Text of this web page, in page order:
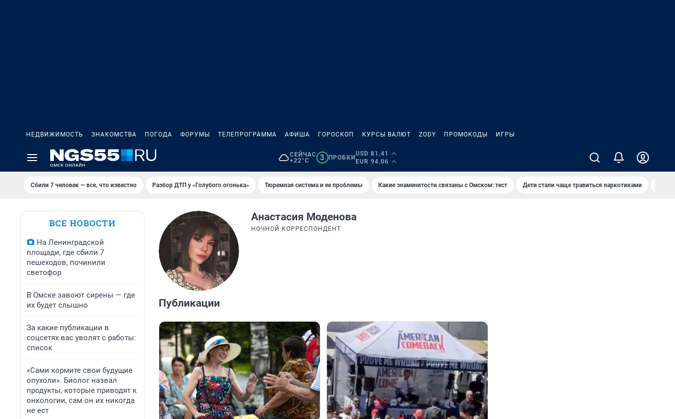
НЕДВИЖИМОСТЬ ЗНАКОМСТВА ПОГОДА ФОРУМЫ ТЕЛЕПРОГРАММА АФИША ГОРОСКОП КУРСЫ ВАЛЮТ ZODY ПРОМОКОДЫ ИГРЫ
СЕЙЧАС
+22°C
3 ПРОБКИ
USD 81,41
EUR 94,06
Сбили 7 человек — все, что известно Разбор ДТП у «Голубого огонька» Тюремная система и ее проблемы Какие знаменитости связаны с Омском: тест Дети стали чаще травиться наркотиками
ВСЕ НОВОСТИ
На Ленинградской
площади, где сбили 7
пешеходов, починили
светофор
В Омске завоют сирены — где
их будет слышно
За какие публикации в
соцсетях вас уволят с работы:
список
«Сами кормите свои будущие
опухоли». Биолог назвал
продукты, которые приводят к
онкологии, сам он их никогда
не ест
Анастасия Моденова
НОЧНОЙ КОРРЕСПОНДЕНТ
Публикации